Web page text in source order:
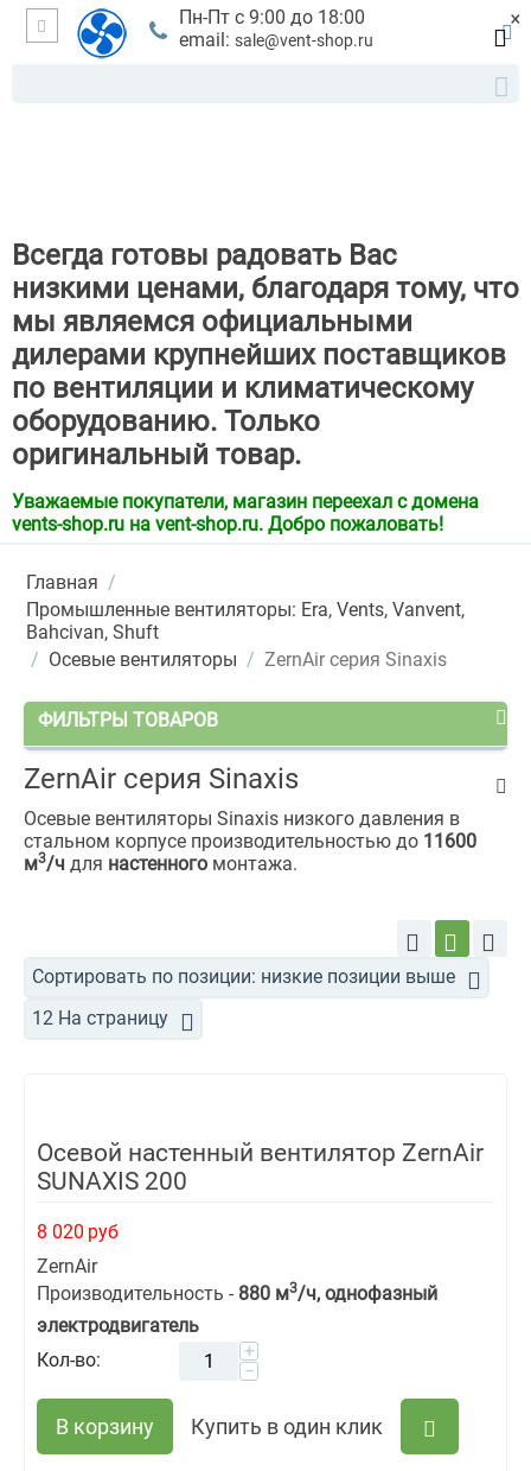
Пн-Пт с 9:00 до 18:00
email: sale@vent-shop.ru
Всегда готовы радовать Вас
низкими ценами, благодаря тому, что
мы являемся официальными
дилерами крупнейших поставщиков
по вентиляции и климатическому
оборудованию. Только
оригинальный товар.
Уважаемые покупатели, магазин переехал с домена
vents-shop.ru на vent-shop.ru. Добро пожаловать!
Главная /
Промышленные вентиляторы: Era, Vents, Vanvent,
Bahcivan, Shuft
/ Осевые вентиляторы / ZernAir серия Sinaxis
ФИЛЬТРЫ ТОВАРОВ
ZernAir серия Sinaxis
Осевые вентиляторы Sinaxis низкого давления в
стальном корпусе производительностью до 11600
м3/ч для настенного монтажа.
Сортировать по позиции: низкие позиции выше
12 На страницу
Осевой настенный вентилятор ZernAir
SUNAXIS 200
8 020 руб
ZernAir
Производительность - 880 м3/ч, однофазный
электродвигатель
Кол-во:
+
−
В корзину Купить в один клик
×